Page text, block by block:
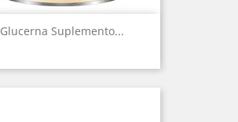
Glucerna Suplemento...